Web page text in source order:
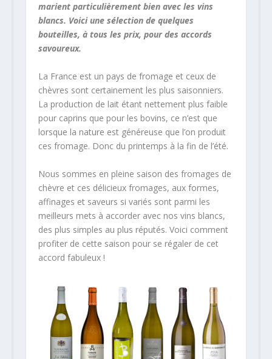
marient particulièrement bien avec les vins
blancs. Voici une sélection de quelques
bouteilles, à tous les prix, pour des accords
savoureux.
La France est un pays de fromage et ceux de
chèvres sont certainement les plus saisonniers.
La production de lait étant nettement plus faible
pour caprins que pour les bovins, ce n’est que
lorsque la nature est généreuse que l’on produit
ces fromage. Donc du printemps à la fin de l’été.
Nous sommes en pleine saison des fromages de
chèvre et ces délicieux fromages, aux formes,
affinages et saveurs si variés sont parmi les
meilleurs mets à accorder avec nos vins blancs,
des plus simples au plus réputés. Voici comment
profiter de cette saison pour se régaler de cet
accord fabuleux !